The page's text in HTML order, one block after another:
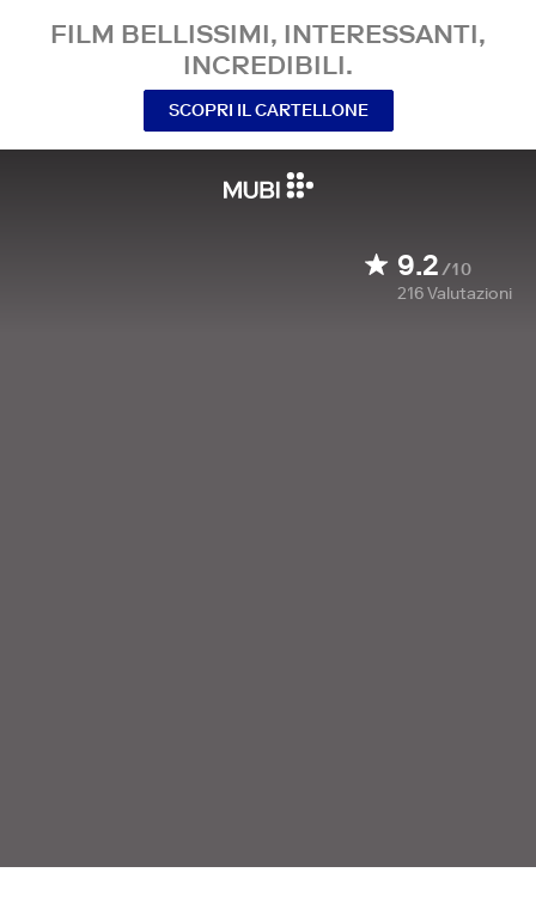
FILM BELLISSIMI, INTERESSANTI,
INCREDIBILI.
SCOPRI IL CARTELLONE
9.2/10
216Valutazioni